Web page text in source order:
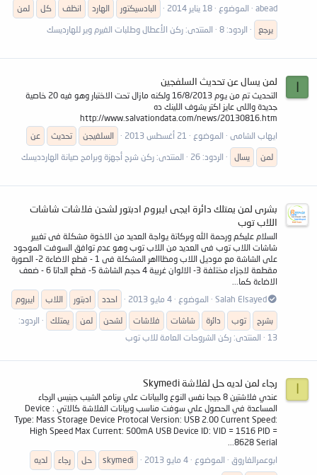
abead
الموضوع 18 يناير 2014 البادسيكتور الهارد انظف كل
لمن
يرجع
الردود: 8 المنتدى: ركن الأعطال وطلبات الفيرم وير للهارديسك
لمن يسال عن تحديث السلفجين
التحديث تم من يوم 16/8/2013 ولكنه مازال تحت الاختبار وهو فيه 20 خاصية
جديدة واللى عايز اكتر يشوف اللينك ده
http://www.salvationdata.com/news/20130816.htm
ايهاب الشامى
الموضوع 21 أغسطس 2013 السلفيجن تحديث
عن
لمن
يسال الردود: 26 المنتدى: ركن شرح أجهزة وبرامج صيانة الهاردديسك
بشرى لمن يمتلك دائرة ايجى ايبروم ادبتور لشحن فلاشات شاشات
اللاب توب
السلام عليكم ورحمة الله وبركاتة يواجة العديد من الاخوة مشكلة فى تغيير
شاشات اللاب توب فى العديد من اللاب توب وهو عدم توافق السوفت الموجود
على الشاشة مع موديل اللاب ومظاااهر المشكلة فى 1 - قطع الاضاءة 2- الصورة
مقطعة لاجزاء مختلفة 3- الالوان غريبة 4 حجم الشاشة 5- قطع الداتا 6 - ضعف
الاضاءة كما...
Salah Elsayed
الموضوع 4 مايو 2013 احدد ادبتور اللاب
ايبروم
بشرح
توب دائرة شاشات فلاشات لشحن لمن يمتلك
الردود:
13
المنتدى: ركن الشروحات العامة للاب توب
رجاء لمن لديه حل لفلاشة Skymedi
عندي فلاشتين 8 جيجا نفس النوع والبيانات علي برنامج الشيب جينيس الرجاء
المساعدة في الحصول علي سوفت مناسب وبيانات الفلاشة كالاتي : Device
Type: Mass Storage Device Protocal Version: USB 2.00 Current Speed:
High Speed Max Current: 500mA USB Device ID: VID = 1516 PID =
8628 Serial...
ابوعمرالفاروق
الموضوع 4 مايو 2013 skymedi حل رجاء
لديه